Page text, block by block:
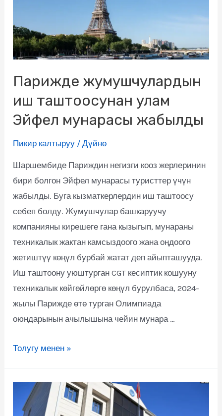
Парижде жумушчулардын
иш таштоосунан улам
Эйфел мунарасы жабылды
Пикир калтыруу /Дүйнө
Шаршембиде Париждин негизги кооз жерлеринин
бири болгон Эйфел мунарасы туристтер үчүн
жабылды. Буга кызматкерлердин иш таштоосу
себеп болду. Жумушчулар башкаруучу
компанияны кирешеге гана кызыгып, мунараны
техникалык жактан камсыздоого жана оңдоого
жетиштүү көңүл бурбай жатат деп айыпташууда.
Иш таштоону уюштурган CGT кесиптик кошууну
техникалык көйгөйлөргө көңүл бурулбаса, 2024-
жылы Парижде өтө турган Олимпиада
оюндарынын ачылышына чейин мунара …
Толугу менен »